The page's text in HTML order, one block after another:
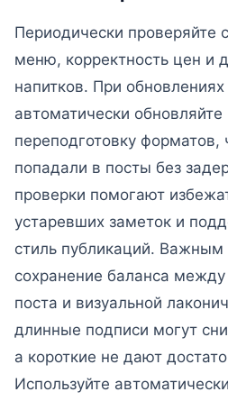
Периодически проверяйте
меню, корректность цен и
напитков. При
автоматически
переподготовку
попадали в посты без
проверки помогают
устаревших заметок и
стиль публикаций.
сохранение баланса
поста и визуальной
длинные подписи могут
а короткие не дают
Используйте